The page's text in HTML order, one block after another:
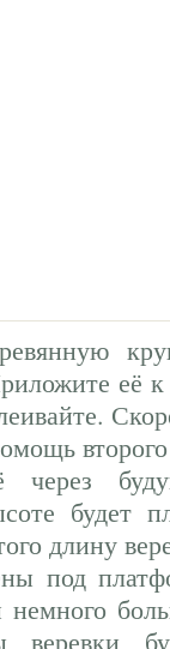
её
через
будет
длину
под
немного